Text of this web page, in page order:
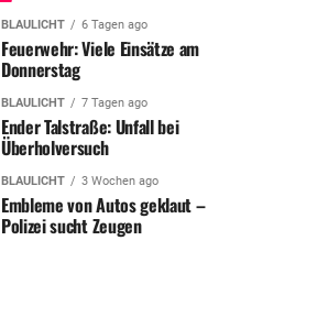
BLAULICHT 6 Tagen ago
Feuerwehr: Viele Einsätze am
Donnerstag
BLAULICHT 7 Tagen ago
Ender Talstraße: Unfall bei
Überholversuch
BLAULICHT 3 Wochen ago
Embleme von Autos geklaut –
Polizei sucht Zeugen